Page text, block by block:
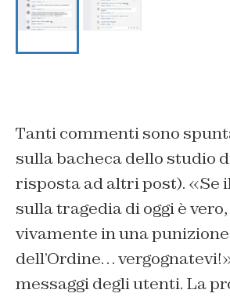
Tanti commenti sono
sulla bacheca dello studio
risposta ad altri post). «Se
sulla tragedia di oggi è
vivamente in una
dell’Ordine…
messaggi degli utenti. La